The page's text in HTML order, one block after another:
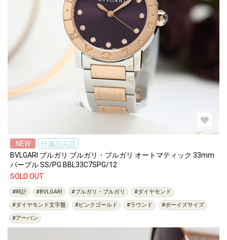
NEW
付属品完品
BVLGARI ブルガリ ブルガリ・ブルガリ オートマティック 33mm
パープル SS/PG BBL33C7SPG/12
SOLD OUT
#時計 #BVLGARI #ブルガリ・ブルガリ
#ダイヤモンド
#ダイヤモンド文字盤
#ピンクゴールド #ラウンド
#ボーイズサイズ
#アーバン